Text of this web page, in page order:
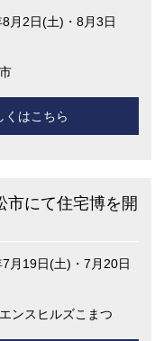
月2日(土)・8月3日
くはこちら
市にて住宅博を開
月19日(土)・7月20日
ンスヒルズこまつ